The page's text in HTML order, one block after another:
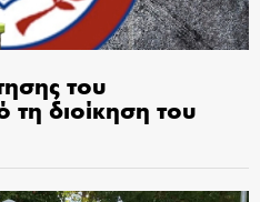
του
διοίκηση του